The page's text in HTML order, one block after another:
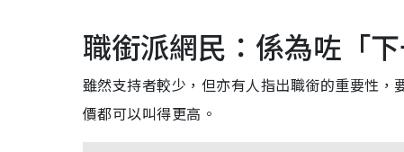
職銜派網民：係為咗「
雖然支持者較少，但亦有人指出職銜的重要性
價都可以叫得更高。